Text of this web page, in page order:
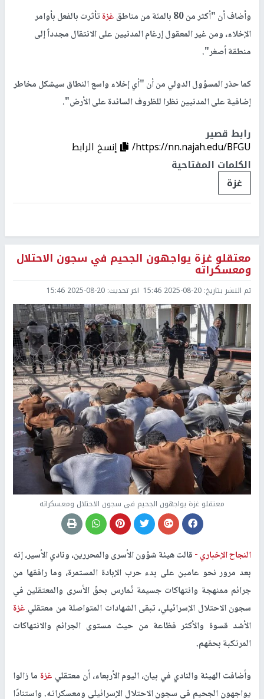
وأضاف أن "أكثر من 80 بالمئة من مناطق غزةتأثرت بالفعل بأوامر
الإخلاء، ومن غير المعقول إرغام المدنيين على الانتقال مجدداً إلى
منطقة أصغر".
كما حذر المسؤول الدولي من أن "أي إخلاء واسع النطاق سيشكل مخاطر
إضافية على المدنيين نظرا للظروف السائدة على الأرض".
رابط قصير
https://nn.najah.edu/BFGU/
إنسخ الرابط
الكلمات المفتاحية
غزة
معتقلو غزة يواجهون الجحيم في سجون الاحتلال
ومعسكراته
تم النشر بتاريخ: 2025-08-20 15:46 اخر تحديث: 2025-08-20 15:46
معتقلو غزة يواجهون الجحيم في سجون الاحتلال ومعسكراته
النجاح الإخباري -قالت هيئة شؤون الأسرى والمحررين، ونادي الأسير، إنه
بعد مرور نحو عامين على بدء حرب الإبادة المستمرة، وما رافقها من
جرائم ممنهجة وانتهاكات جسيمة تُمارس بحقّ الأسرى والمعتقلين في
سجون الاحتلال الإسرائيلي، تبقى الشهادات المتواصلة من معتقلي غزة
الأشد قسوة والأكثر فظاعة من حيث مستوى الجرائم والانتهاكات
المرتكبة بحقهم.
وأضافت الهيئة والنادي في بيان، اليوم الأربعاء، أن معتقلي غزة ما زالوا
يواجهون الجحيم في سجون الاحتلال الإسرائيلي ومعسكراته. واستنادًا